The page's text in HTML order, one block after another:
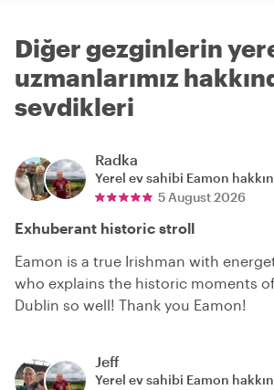
Diğer gezginlerin
uzmanlarımız
sevdikleri
Radka
Yerel ev sahibi Eamon
5 August 2026
Exhuberant historic stroll
Eamon is a true Irishman with
who explains the historic moments
Dublin so well! Thank you Eamon!
Jeff
Yerel ev sahibi Eamon